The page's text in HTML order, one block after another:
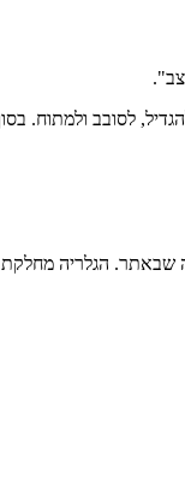
לסובב ולמתוח.
שבאתר. הגלריה